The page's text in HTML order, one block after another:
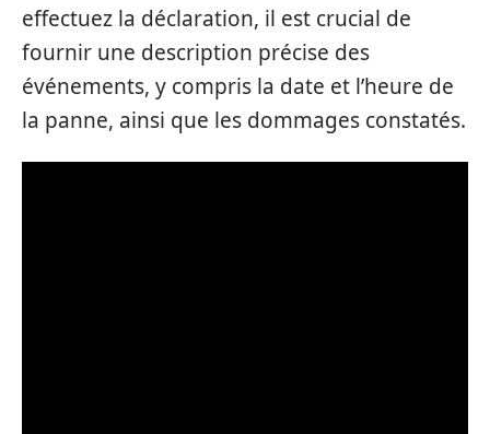
effectuez la déclaration, il est crucial de
fournir une description précise des
événements, y compris la date et l’heure de
la panne, ainsi que les dommages constatés.